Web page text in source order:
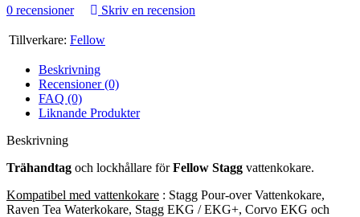
0 recensioner
Skriv en recension
Tillverkare: Fellow
Beskrivning
Recensioner (0)
FAQ (0)
Liknande Produkter
Beskrivning
Trähandtag och lockhållare förFellow Stagg vattenkokare.
Kompatibel med vattenkokare : Stagg Pour-over Vattenkokare,
Raven Tea Waterkokare, Stagg EKG / EKG+, Corvo EKG och